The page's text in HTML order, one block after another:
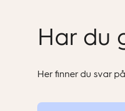
Har du
Her finner du svar